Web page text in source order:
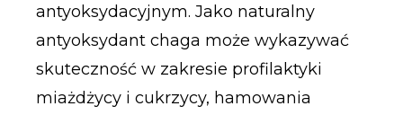
antyoksydacyjnym. Jako naturalny
antyoksydant chaga może wykazywać
skuteczność w zakresie profilaktyki
miażdżycy i cukrzycy, hamowania